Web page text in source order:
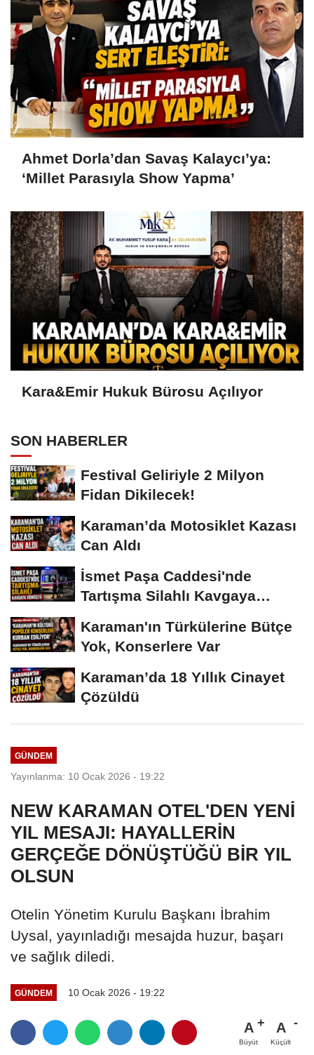
Ahmet Dorla’dan Savaş Kalaycı’ya:
‘Millet Parasıyla Show Yapma’
Kara&Emir Hukuk Bürosu Açılıyor
SON HABERLER
Festival Geliriyle 2 Milyon
Fidan Dikilecek!
Karaman’da Motosiklet Kazası
Can Aldı
İsmet Paşa Caddesi'nde
Tartışma Silahlı Kavgaya
Karaman'ın Türkülerine Bütçe
Yok, Konserlere Var
Karaman’da 18 Yıllık Cinayet
Çözüldü
GÜNDEM
Yayınlanma: 10 Ocak 2026 - 19:22
NEW KARAMAN OTEL'DEN YENİ
YIL MESAJI: HAYALLERİN
GERÇEĞE DÖNÜŞTÜĞÜ BİR YIL
OLSUN
Otelin Yönetim Kurulu Başkanı İbrahim
Uysal, yayınladığı mesajda huzur, başarı
ve sağlık diledi.
GÜNDEM 10 Ocak 2026 - 19:22
A
Büyüt
A
Küçült